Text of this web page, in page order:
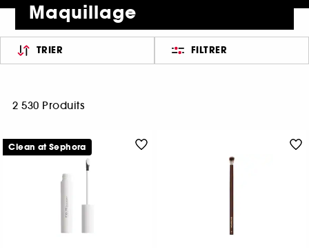
Maquillage
TRIER FILTRER
2 530 Produits
Clean at Sephora